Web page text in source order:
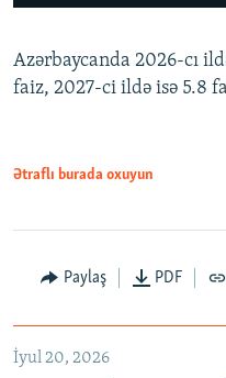
Auto
Azərbaycanda 2026-cı
faiz, 2027-ci ildə isə 5.8
Ətraflı burada oxuyun
Paylaş PDF
İyul 20, 2026